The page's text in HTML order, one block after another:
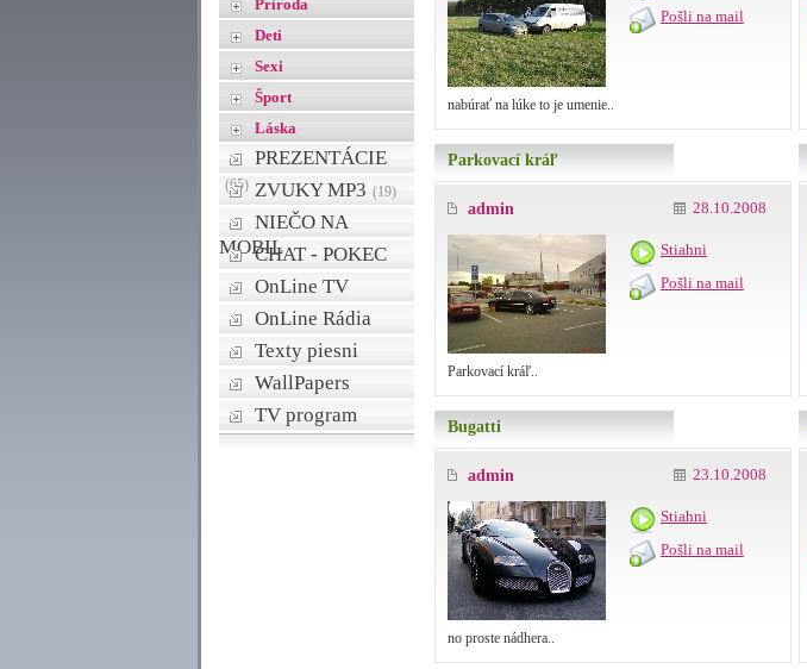
Príroda
Deti
Sexi
Šport
Láska
PREZENTÁCIE
(65) ZVUKY MP3 (19)
NIEČO NA
MOBILCHAT - POKEC
OnLine TV
OnLine Rádia
Texty piesni
WallPapers
TV program
Pošli na mail
nabúrať na lúke to je umenie..
Parkovací kráľ
admin 28.10.2008
Stiahni
Pošli na mail
Parkovací kráľ..
Bugatti
admin 23.10.2008
Stiahni
Pošli na mail
no proste nádhera..